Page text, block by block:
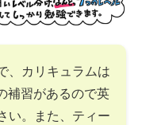
、カリキュラムは
補習があるので英
い。また、ティー